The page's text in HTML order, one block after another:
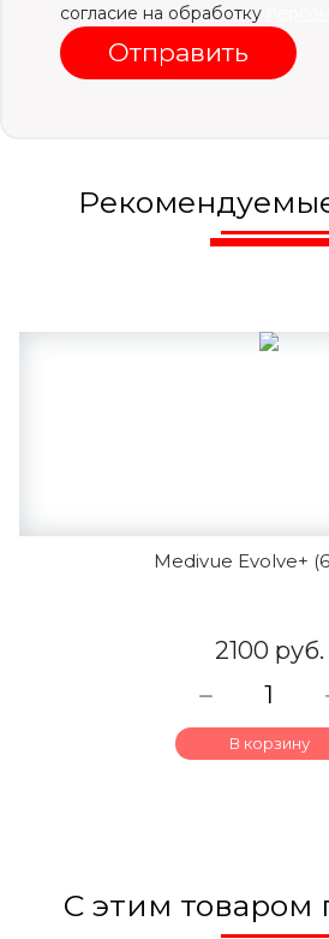
согласие на обработку
Отправить
Medivue Evolve+
2100 руб.
В корзину
С этим товаром